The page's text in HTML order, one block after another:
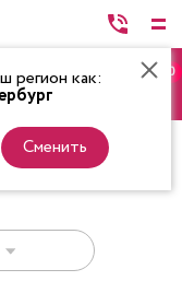
регион как:
Сменить
0
НИТКИ